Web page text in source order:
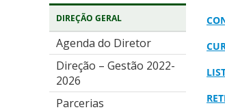
DIREÇÃO GERAL
Agenda do Diretor
Direção – Gestão 2022-
2026
Parcerias